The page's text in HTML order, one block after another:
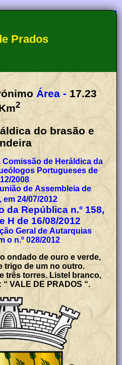
Prados
Área - 17.23
2
do brasão e
de Heráldica da
Portugueses de
2008
de Assembleia de
em 24/07/2012
da República n.º 158,
H de 16/08/2012
Geral de Autarquias
o n.º 028/2012
ondado de ouro e verde,
trigo de um no outro.
três torres. Listel branco,
VALE DE PRADOS “.